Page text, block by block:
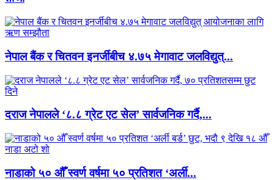
नेपाल बैंक र चितवन इनर्जीबीच ४.७५ मेगावाट जलविद्युत्...
दराज नेपालले ‘८.८ ग्रेट एट सेल’ सार्वजनिक गर्दै,...
नाडाको ५० औँ स्वर्ण वर्षमा ५० प्रतिशत ‘अर्ली...